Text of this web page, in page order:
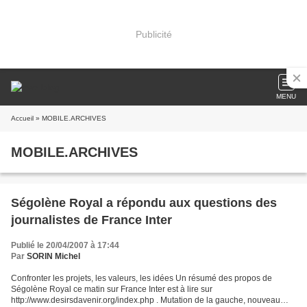
Publicité
MENU
Accueil » MOBILE.ARCHIVES
MOBILE.ARCHIVES
Ségolène Royal a répondu aux questions des
journalistes de France Inter
Publié le 20/04/2007 à 17:44
Par SORIN Michel
Confronter les projets, les valeurs, les idées Un résumé des propos de
Ségolène Royal ce matin sur France Inter est à lire sur
http://www.desirsdavenir.org/index.php . Mutation de la gauche, nouveau